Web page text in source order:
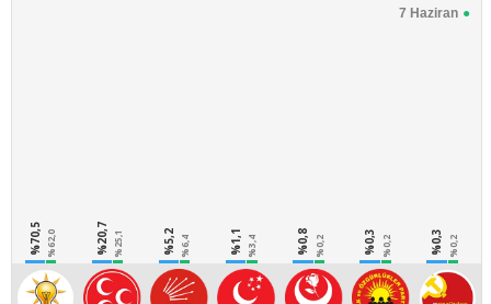
7 Haziran
%70,5 %62,0 %20,7 %25,1 %5,2 %6,4 %1,1 %3,4 %0,8 %0,2 %0,3 %0,2 %0,3 %0,2